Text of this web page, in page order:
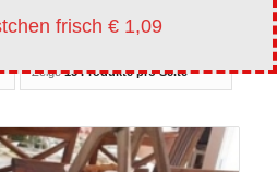
Zeige15 Produkte pro Seite
frisch € 1,09